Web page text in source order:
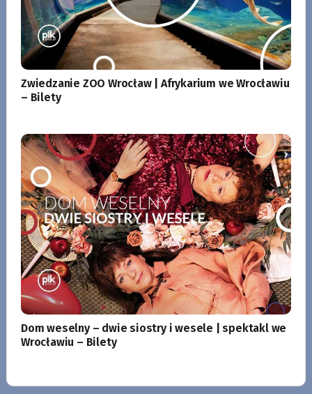
Zwiedzanie ZOO Wrocław | Afrykarium we Wrocławiu
– Bilety
Dom weselny – dwie siostry i wesele | spektakl we
Wrocławiu – Bilety